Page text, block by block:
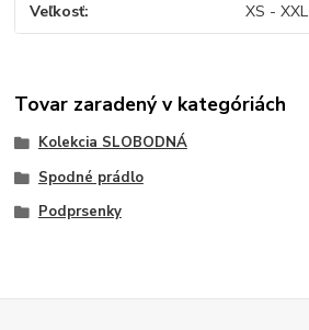
Veľkosť XS - XXL
Tovar zaradený v kategóriách
Kolekcia SLOBODNÁ
Spodné prádlo
Podprsenky